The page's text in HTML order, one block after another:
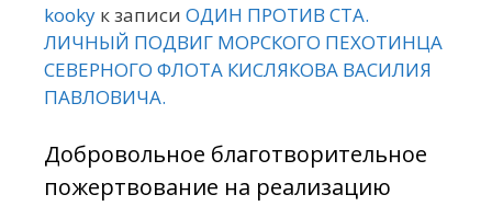
kooky к записи ОДИН ПРОТИВ СТА.
ЛИЧНЫЙ ПОДВИГ МОРСКОГО ПЕХОТИНЦА
СЕВЕРНОГО ФЛОТА КИСЛЯКОВА ВАСИЛИЯ
ПАВЛОВИЧА.
Добровольное благотворительное
пожертвование на реализацию